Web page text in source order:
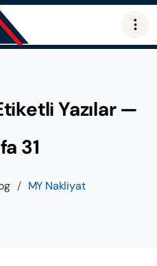
Yazılar —
31
/ MY Nakliyat